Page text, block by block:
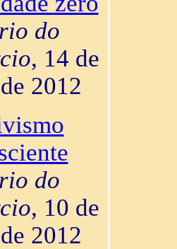
do
, 14 de
2012
do
, 10 de
2012